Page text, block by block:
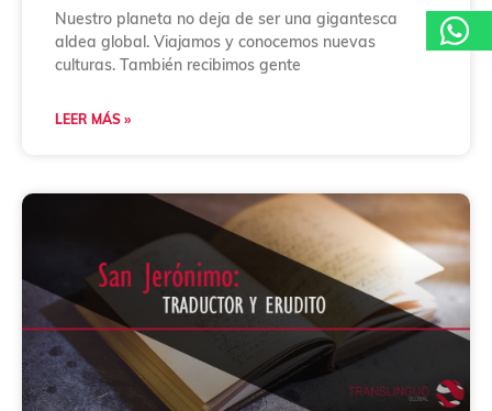
Nuestro planeta no deja de ser una gigantesca
aldea global. Viajamos y conocemos nuevas
culturas. También recibimos gente
LEER MÁS »